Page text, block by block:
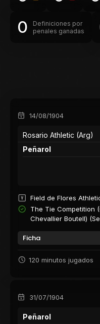
0
Definiciones por
penales ganadas
14/08/1904
Rosario Athletic (Arg)
Peñarol
Field de Flores
The Tie Competition
Chevallier Boutell)
Ficha
120 minutos jugados
31/07/1904
Peñarol